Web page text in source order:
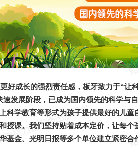
成长的强烈责任感，板牙致力于“让
发展阶段，已成为国内领先的科学与自
学教育等形式为孩子提供最好的儿童
课。我们坚持贴着成本定价，让每个
金、光明日报等多个单位建立紧密合